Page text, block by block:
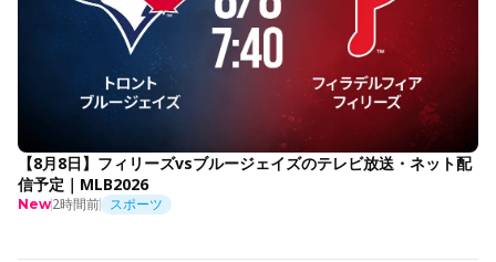
【8月8日】フィリーズvsブルージェイズのテレビ放送・ネット配
信予定｜MLB2026
New2時間前 スポーツ